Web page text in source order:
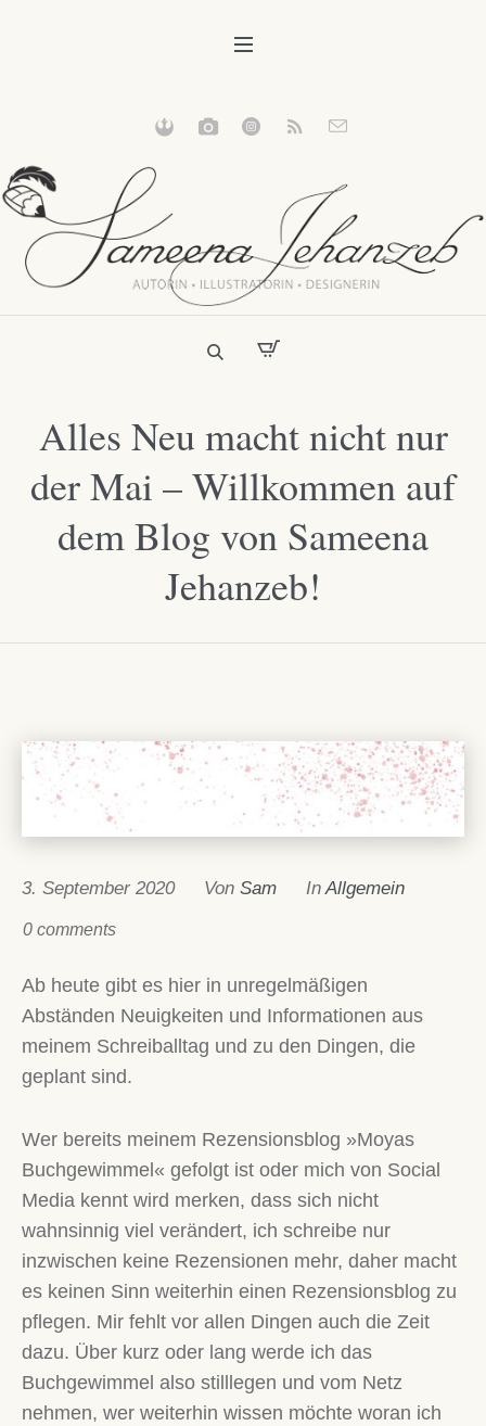
Alles Neu macht nicht nur
der Mai – Willkommen auf
dem Blog von Sameena
Jehanzeb!
3. September 2020 Von Sam InAllgemein
0 comments
Ab heute gibt es hier in unregelmäßigen
Abständen Neuigkeiten und Informationen aus
meinem Schreiballtag und zu den Dingen, die
geplant sind.
Wer bereits meinem Rezensionsblog »Moyas
Buchgewimmel« gefolgt ist oder mich von Social
Media kennt wird merken, dass sich nicht
wahnsinnig viel verändert, ich schreibe nur
inzwischen keine Rezensionen mehr, daher macht
es keinen Sinn weiterhin einen Rezensionsblog zu
pflegen. Mir fehlt vor allen Dingen auch die Zeit
dazu. Über kurz oder lang werde ich das
Buchgewimmel also stilllegen und vom Netz
nehmen, wer weiterhin wissen möchte woran ich